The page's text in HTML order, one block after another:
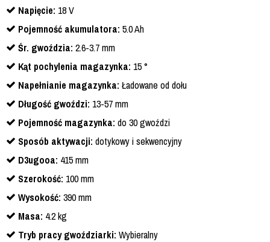
Napięcie: 18 V
Pojemność akumulatora: 5.0 Ah
Śr. gwoździa: 2.6-3.7 mm
Kąt pochylenia magazynka: 15 °
Napełnianie magazynka: Ładowane od dołu
Długość gwoździ: 13-57 mm
Pojemność magazynka: do 30 gwoździ
Sposób aktywacji: dotykowy i sekwencyjny
D3ugooa: 415 mm
Szerokość: 100 mm
Wysokość: 390 mm
Masa: 4.2 kg
Tryb pracy gwoździarki: Wybieralny